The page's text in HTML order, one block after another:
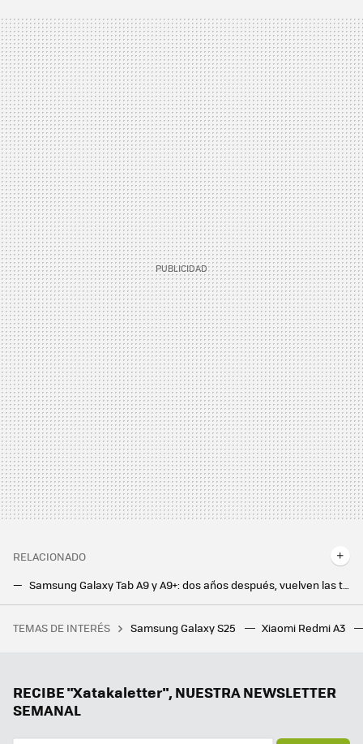
RELACIONADO
Samsung Galaxy Tab A9 y A9+: dos años después, vuelven las tablets más populares de Samsung para la gama media
Samsung Galaxy Watch FE, el nuevo reloj de Samsung aligera en precio sin perder capacidades
"Sentí que las rodillas me iban a fallar": esquiva la especulación con la RTX 4070 y consigue la tarjeta gráfica por apenas 200 dólares
TEMAS DE INTERÉS Samsung Galaxy S25 Xiaomi Redmi A3
RECIBE "Xatakaletter", NUESTRA NEWSLETTER
SEMANAL